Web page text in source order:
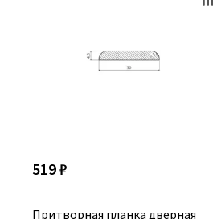
519 ₽
Притворная планка дверная